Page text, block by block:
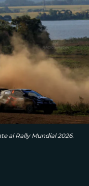
al Rally Mundial 2026.